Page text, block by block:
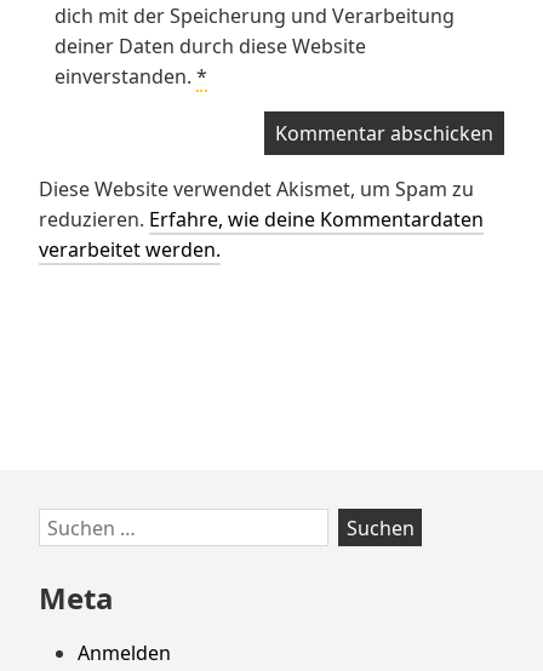
dich mit der Speicherung und Verarbeitung
deiner Daten durch diese Website
einverstanden. *
Diese Website verwendet Akismet, um Spam zu
reduzieren. Erfahre, wie deine Kommentardaten
verarbeitet werden.
Zum
Footer
springen
Suchen
nach:
Meta
Anmelden